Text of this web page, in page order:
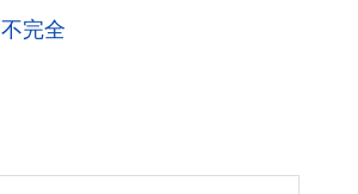
不完全